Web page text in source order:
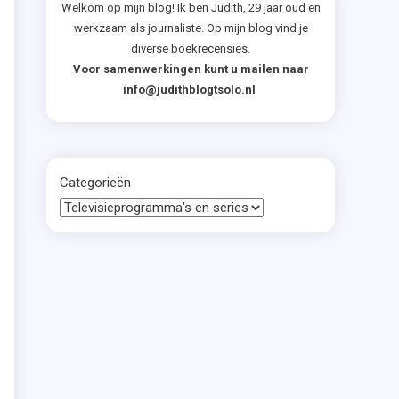
Welkom op mijn blog! Ik ben Judith, 29 jaar oud en
werkzaam als journaliste. Op mijn blog vind je
diverse boekrecensies.
Voor samenwerkingen kunt u mailen naar
info@judithblogtsolo.nl
Categorieën